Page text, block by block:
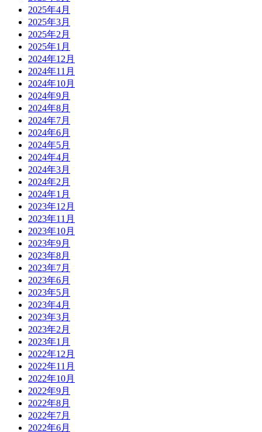
2025年4月
2025年3月
2025年2月
2025年1月
2024年12月
2024年11月
2024年10月
2024年9月
2024年8月
2024年7月
2024年6月
2024年5月
2024年4月
2024年3月
2024年2月
2024年1月
2023年12月
2023年11月
2023年10月
2023年9月
2023年8月
2023年7月
2023年6月
2023年5月
2023年4月
2023年3月
2023年2月
2023年1月
2022年12月
2022年11月
2022年10月
2022年9月
2022年8月
2022年7月
2022年6月